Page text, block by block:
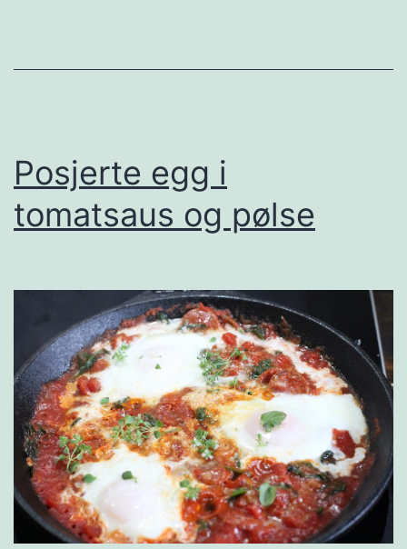
b
r
i
p
i
t
a
b
r
ø
d
Posjerte egg i
tomatsaus og pølse